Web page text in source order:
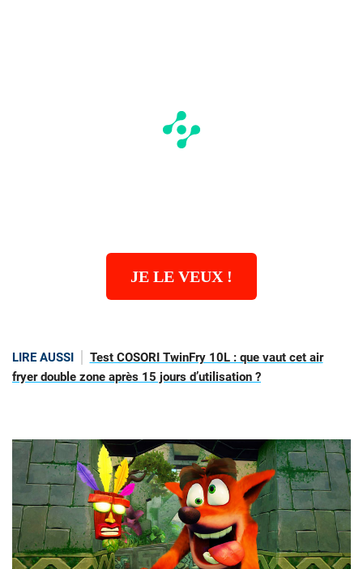
JE LE VEUX !
LIRE AUSSI
Test COSORI TwinFry 10L : que vaut cet air
fryer double zone après 15 jours d’utilisation ?